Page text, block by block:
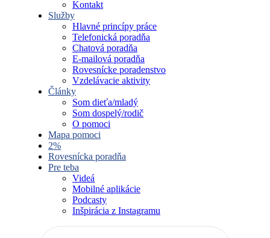
Kontakt
Služby
Hlavné princípy práce
Telefonická poradňa
Chatová poradňa
E-mailová poradňa
Rovesnícke poradenstvo
Vzdelávacie aktivity
Články
Som dieťa/mladý
Som dospelý/rodič
O pomoci
Mapa pomoci
2%
Rovesnícka poradňa
Pre teba
Videá
Mobilné aplikácie
Podcasty
Inšpirácia z Instagramu